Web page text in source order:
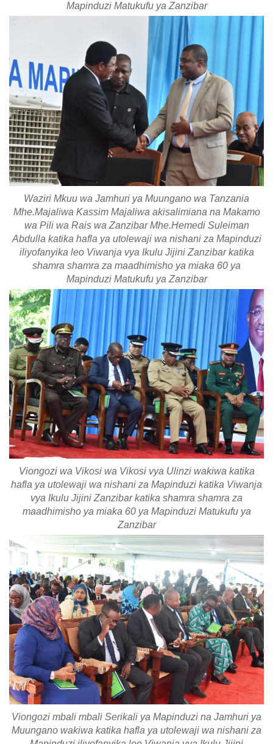
Mapinduzi Matukufu ya Zanzibar
Waziri Mkuu wa Jamhuri ya Muungano wa Tanzania
Mhe.Majaliwa Kassim Majaliwa akisalimiana na Makamo
wa Pili wa Rais wa Zanzibar Mhe.Hemedi Suleiman
Abdulla katika hafla ya utolewaji wa nishani za Mapinduzi
iliyofanyika leo Viwanja vya Ikulu Jijini Zanzibar katika
shamra shamra za maadhimisho ya miaka 60 ya
Mapinduzi Matukufu ya Zanzibar
Viongozi wa Vikosi wa Vikosi vya Ulinzi wakiwa katika
hafla ya utolewaji wa nishani za Mapinduzi katika Viwanja
vya Ikulu Jijini Zanzibar katika shamra shamra za
maadhimisho ya miaka 60 ya Mapinduzi Matukufu ya
Zanzibar
Viongozi mbali mbali Serikali ya Mapinduzi na Jamhuri ya
Muungano wakiwa katika hafla ya utolewaji wa nishani za